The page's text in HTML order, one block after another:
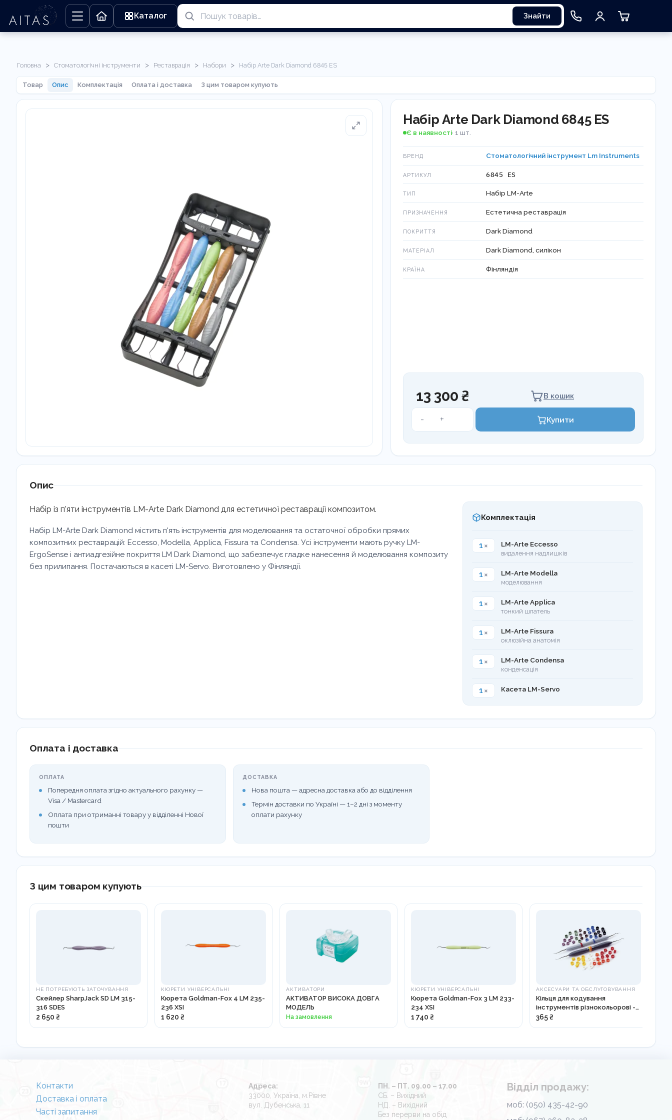
Каталог Знайти
Головна > Стоматологічні інструменти > Реставрація > Набори > Набір Arte Dark Diamond 6845 ES
Товар Опис Комплектація Оплата і доставка З цим товаром купують
Набір Arte Dark Diamond 6845 ES
Є в наявності· 1 шт.
БРЕНД Стоматологічний інструмент Lm Instruments
АРТИКУЛ 6845 ES
ТИП Набір LM-Arte
ПРИЗНАЧЕННЯ Естетична реставрація
ПОКРИТТЯ Dark Diamond
МАТЕРІАЛ Dark Diamond, силікон
КРАЇНА Фінляндія
13 300 ₴ В кошик
-
Набір
кількість
+ Купити
Опис
Набір із п’яти інструментів LM-Arte Dark Diamond для естетичної реставрації композитом.
Набір LM-Arte Dark Diamond містить п'ять інструментів для моделювання та остаточної обробки прямих
композитних реставрацій: Eccesso, Modella, Applica, Fissura та Condensa. Усі інструменти мають ручку LM-
ErgoSense і антиадгезійне покриття LM Dark Diamond, що забезпечує гладке нанесення й моделювання композиту
без прилипання. Постачаються в касеті LM-Servo. Виготовлено у Фінляндії.
Комплектація
1× LM-Arte Eccesso
видалення надлишків
1× LM-Arte Modella
моделювання
1× LM-Arte Applica
тонкий шпатель
1× LM-Arte Fissura
оклюзійна анатомія
1× LM-Arte Condensa
конденсація
1× Касета LM-Servo
Оплата і доставка
ОПЛАТА
Попередня оплата згідно актуального рахунку —
Visa / Mastercard
Оплата при отриманні товару у відділенні Нової
пошти
ДОСТАВКА
Нова пошта — адресна доставка або до відділення
Термін доставки по Україні — 1–2 дні з моменту
оплати рахунку
З цим товаром купують
НЕ ПОТРЕБУЮТЬ ЗАТОЧУВАННЯ
Скейлер SharpJack SD LM 315-
316 SDES
2 650 ₴
КЮРЕТИ УНІВЕРСАЛЬНІ
Кюрета Goldman-Fox 4 LM 235-
236 XSI
1 620 ₴
АКТИВАТОРИ
АКТИВАТОР ВИСОКА ДОВГА
МОДЕЛЬ
На замовлення
КЮРЕТИ УНІВЕРСАЛЬНІ
Кюрета Goldman-Fox 3 LM 233-
234 XSI
1 740 ₴
АКСЕСУАРИ ТА ОБСЛУГОВУВАННЯ
Кільця для кодування
інструментів різнокольорові -
5000
365 ₴
Контакти
Доставка і оплата
Часті запитання
Адреса:
33000, Україна, м.Рівне
вул. Дубенська, 11
ПН. – ПТ. 09.00 – 17.00
СБ. – Вихідний
НД. – Вихідний
Без перерви на обід
Відділ продажу:
моб: (050) 435-42-90